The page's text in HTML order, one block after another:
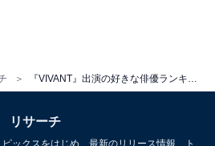
も色々な役を演じていてカメレ
々好きな俳優だから。今回、二
リサーチ